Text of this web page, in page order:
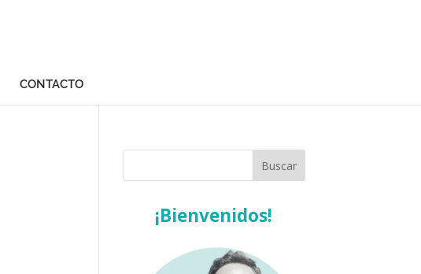
CONTACTO
¡Bienvenidos!